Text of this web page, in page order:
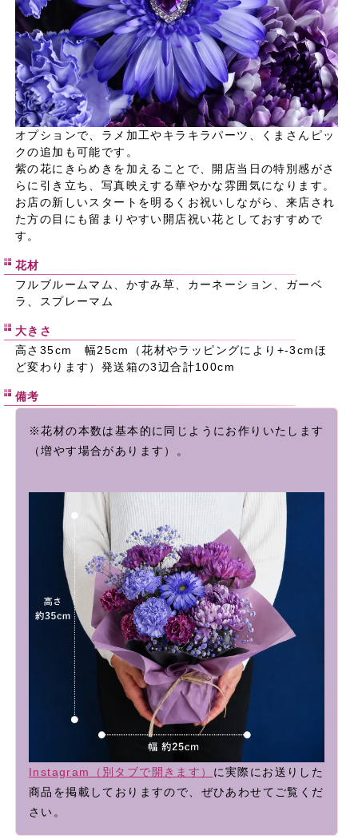
オプションで、ラメ加工やキラキラパーツ、くまさんピッ
クの追加も可能です。
紫の花にきらめきを加えることで、開店当日の特別感がさ
らに引き立ち、写真映えする華やかな雰囲気になります。
お店の新しいスタートを明るくお祝いしながら、来店され
た方の目にも留まりやすい開店祝い花としておすすめで
す。
花材
フルブルームマム、かすみ草、カーネーション、ガーベ
ラ、スプレーマム
大きさ
高さ35cm 幅25cm（花材やラッピングにより+-3cmほ
ど変わります）発送箱の3辺合計100cm
備考
※花材の本数は基本的に同じようにお作りいたします
（増やす場合があります）。
Instagram（別タブで開きます） に実際にお送りした
商品を掲載しておりますので、ぜひあわせてご覧くだ
さい。